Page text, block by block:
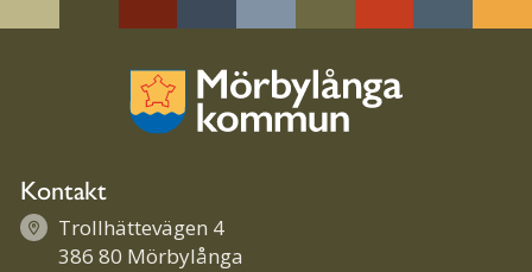
Kontakt
Trollhättevägen 4
386 80 Mörbylånga